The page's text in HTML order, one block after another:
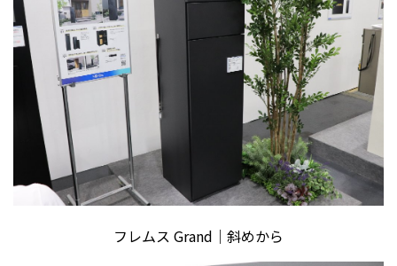
フレムス Grand｜斜めから